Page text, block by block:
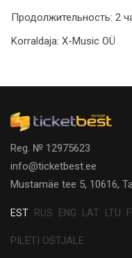
Продолжительность: 2
Korraldaja: X-Music OÜ
Reg. № 12975623
info@ticketbest.ee
Mustamäe tee 5, 10616,
EST RUS ENG LAT LTU
PILETI OSTJALE